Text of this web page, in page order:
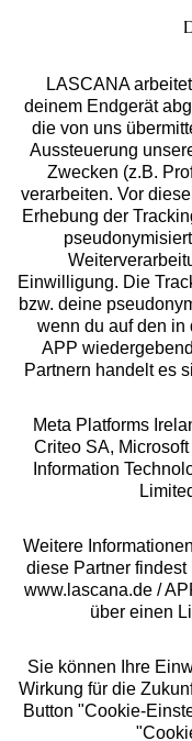
Services
Beratung
Über uns
Rechtliches
Alle Preise inkl. MwSt., zzgl.
** Bonität vorausgesetzt,
LASCANA
deinem Endgerät
die von uns
Aussteuerung
Zwecken (z.B.
verarbeiten. Vor
Erhebung der
Einwilligung. Die
bzw. deine
wenn du auf den in
APP
Partnern handelt es
Meta Platforms
Criteo SA,
Information
Weitere
diese Partner
www.lascana.de /
über einen
Sie können Ihre
Wirkung für die
Button "Cookie-